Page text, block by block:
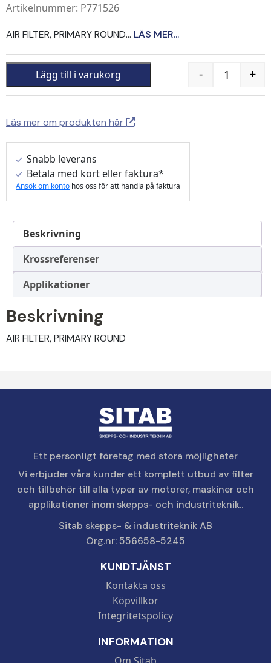
Artikelnummer: P771526
AIR FILTER, PRIMARY ROUND... LÄS MER...
Quantity
- +
Lägg till i varukorg
Läs mer om produkten här
Snabb leverans
Betala med kort eller faktura*
Ansök om konto hos oss för att handla på faktura
Beskrivning
Krossreferenser
Applikationer
Beskrivning
AIR FILTER, PRIMARY ROUND
Ett personligt företag med stora möjligheter
Vi erbjuder våra kunder ett komplett utbud av filter
och tillbehör till alla typer av motorer, maskiner och
applikationer inom skepps- och industriteknik..
Sitab skepps- & industriteknik AB
Org.nr: 556658-5245
KUNDTJÄNST
Kontakta oss
Köpvillkor
Integritetspolicy
INFORMATION